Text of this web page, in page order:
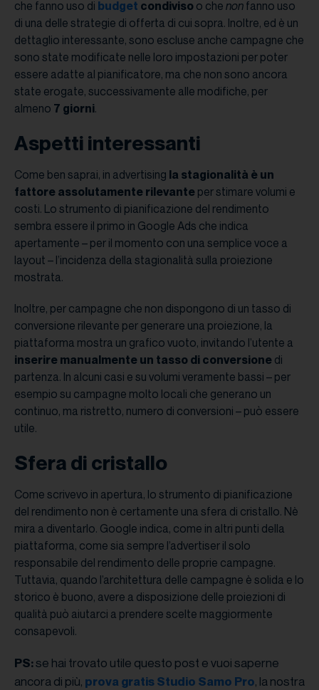
che fanno uso di budget condiviso o che non fanno uso
di una delle strategie di offerta di cui sopra. Inoltre, ed è un
dettaglio interessante, sono escluse anche campagne che
sono state modificate nelle loro impostazioni per poter
essere adatte al pianificatore, ma che non sono ancora
state erogate, successivamente alle modifiche, per
almeno 7 giorni.
Aspetti interessanti
Come ben saprai, in advertising la stagionalità è un
fattore assolutamente rilevante per stimare volumi e
costi. Lo strumento di pianificazione del rendimento
sembra essere il primo in Google Ads che indica
apertamente – per il momento con una semplice voce a
layout – l’incidenza della stagionalità sulla proiezione
mostrata.
Inoltre, per campagne che non dispongono di un tasso di
conversione rilevante per generare una proiezione, la
piattaforma mostra un grafico vuoto, invitando l’utente a
inserire manualmente un tasso di conversione di
partenza. In alcuni casi e su volumi veramente bassi – per
esempio su campagne molto locali che generano un
continuo, ma ristretto, numero di conversioni – può essere
utile.
Sfera di cristallo
Come scrivevo in apertura, lo strumento di pianificazione
del rendimento non è certamente una sfera di cristallo. Nè
mira a diventarlo. Google indica, come in altri punti della
piattaforma, come sia sempre l’advertiser il solo
responsabile del rendimento delle proprie campagne.
Tuttavia, quando l’architettura delle campagne è solida e lo
storico è buono, avere a disposizione delle proiezioni di
qualità può aiutarci a prendere scelte maggiormente
consapevoli.
PS:se hai trovato utile questo post e vuoi saperne
ancora di più, prova gratis Studio Samo Pro, la nostra